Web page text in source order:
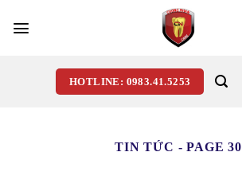
HOTLINE: 0983.41.5253
TIN TỨC - PAGE 30